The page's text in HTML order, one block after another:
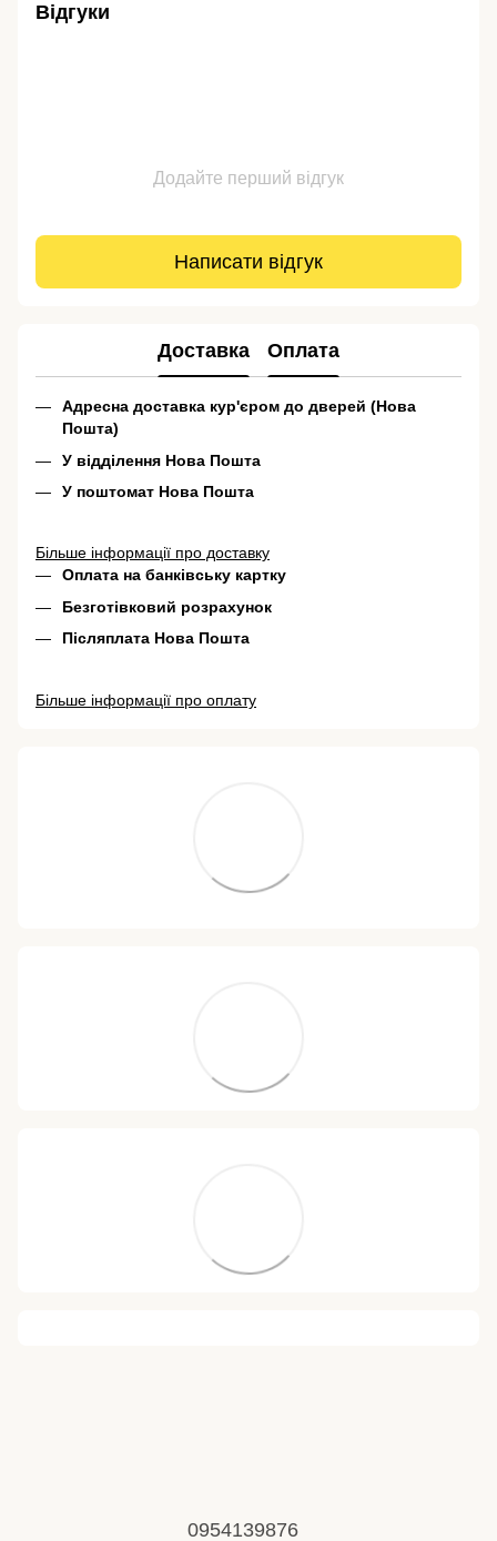
Відгуки
Додайте перший відгук
Написати відгук
Доставка Оплата
Адресна доставка кур'єром до дверей (Нова
Пошта)
У відділення Нова Пошта
У поштомат Нова Пошта
Більше інформації про доставку
Оплата на банківську картку
Безготівковий розрахунок
Післяплата Нова Пошта
Більше інформації про оплату
0954139876